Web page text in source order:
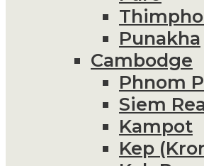
Punakha
Cambodge
Phnom
Siem
Kampot
Kep